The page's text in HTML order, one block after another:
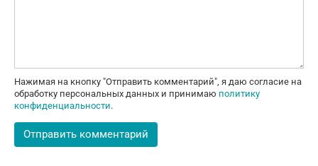
Нажимая на кнопку "Отправить комментарий", я даю согласие на
обработку персональных данных и принимаю политику
конфиденциальности.